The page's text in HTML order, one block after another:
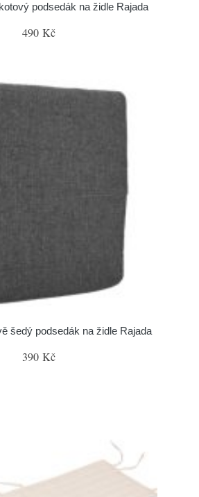
podsedák na židle Rajada
490 Kč
šedý podsedák na židle Rajada
390 Kč